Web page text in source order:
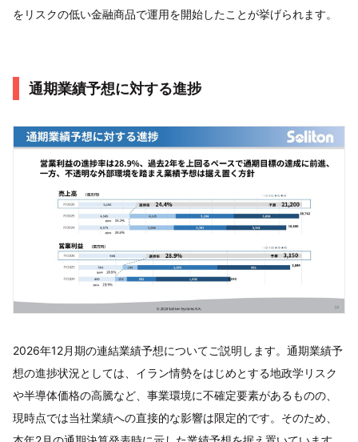
をリスクの低い金融商品で運用を開始したことが挙げられます。
通期業績予想に対する進捗
2026年12月期の連結業績予想についてご説明します。通期業績予
想の進捗状況としては、イラン情勢をはじめとする地政学リスク
や半導体価格の高騰など、事業環境に不確定要素があるものの、
現時点では当社業績への直接的な影響は限定的です。そのため、